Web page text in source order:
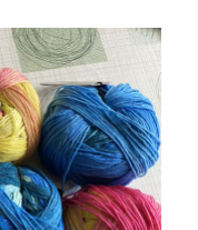
in
für mehr… |
Str.